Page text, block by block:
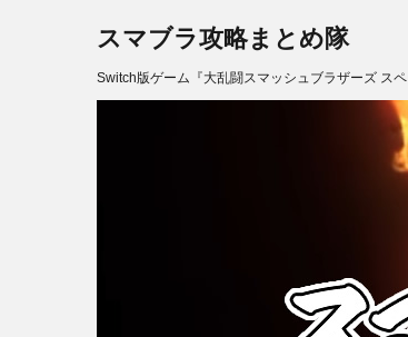
スマブラ攻略まとめ隊
Switch版ゲーム『大乱闘スマッシュブラザーズ ス